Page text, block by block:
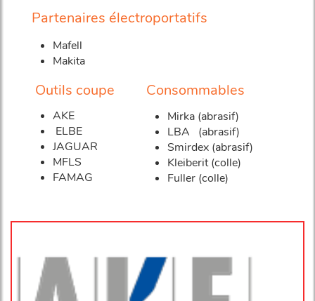
Partenaires électroportatifs
Mafell
Makita
Outils coupe
AKE
ELBE
JAGUAR
MFLS
FAMAG
Consommables
Mirka (abrasif)
LBA (abrasif)
Smirdex (abrasif)
Kleiberit (colle)
Fuller (colle)